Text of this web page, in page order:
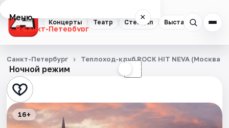
Концерты Театр Стендап Выставки
Меню ×
Санкт-Петербург
Концерты
Театр
Стендап
Выставки
Ночной режим ☾
Санкт-Петербург Теплоход-клуб ROCK HIT NEVA (Москва
16+